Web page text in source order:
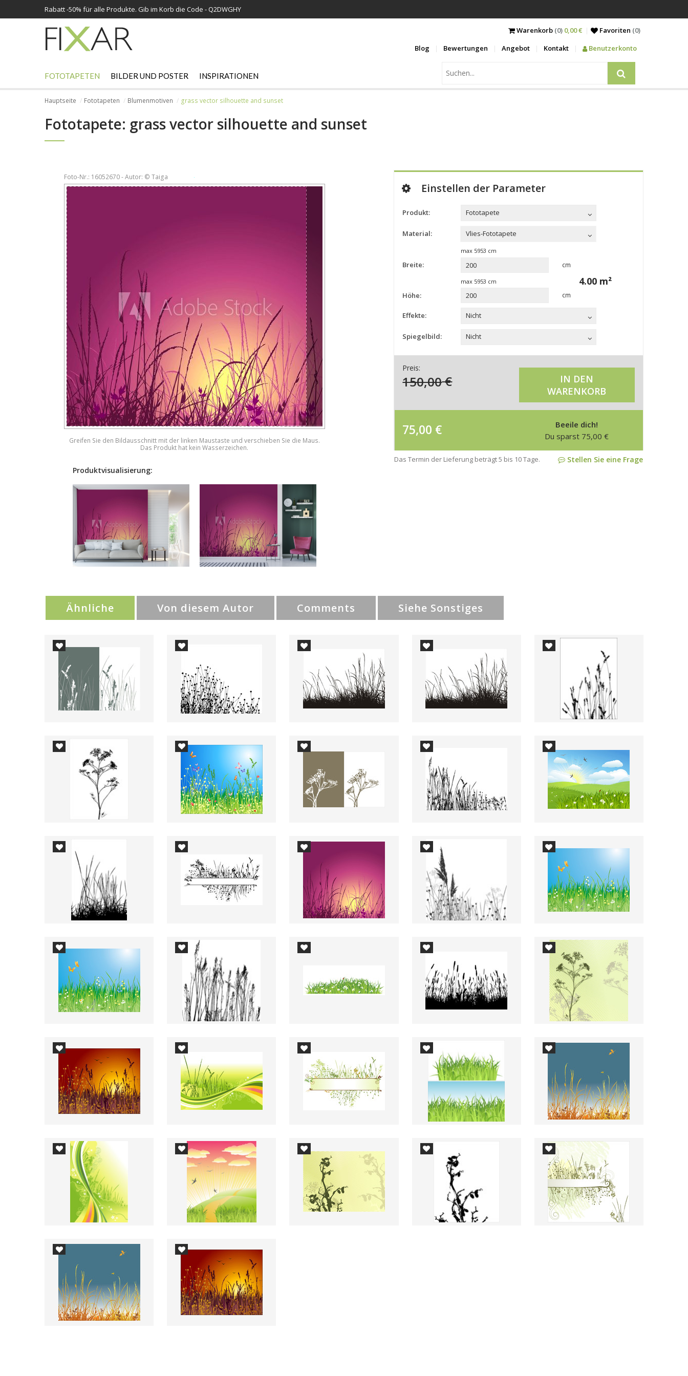
Rabatt -50% für alle Produkte. Gib im Korb die Code - Q2DWGHY
Warenkorb(0) 0,00 € Favoriten (0)
Blog
Bewertungen Angebot Kontakt Benutzerkonto
FOTOTAPETEN BILDER UND POSTER INSPIRATIONEN
Hauptseite Fototapeten Blumenmotiven grass vector silhouette and sunset
Fototapete: grass vector silhouette and sunset
Foto-Nr.: 16052670 - Autor: © Taiga
Greifen Sie den Bildausschnitt mit der linken Maustaste und verschieben Sie die Maus.
Das Produkt hat kein Wasserzeichen.
Produktvisualisierung:
Einstellen der Parameter
Produkt: Fototapete
Material: Vlies-Fototapete
max 5953 cm
Breite: cm
max 5953 cm
Höhe: cm
4.00 m²
Effekte: Nicht
Spiegelbild: Nicht
Preis:
150,00€
IN DEN
WARENKORB
75,00 €
Beeile dich!
Du sparst 75,00 €
Das Termin der Lieferung beträgt 5 bis 10 Tage. Stellen Sie eine Frage
Ähnliche Von diesem Autor Comments Siehe Sonstiges